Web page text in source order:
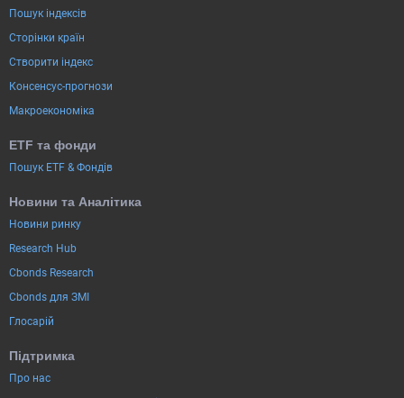
Пошук індексів
Сторінки країн
Створити індекс
Консенсус-прогнози
Макроекономіка
ETF та фонди
Пошук ETF & Фондів
Новини та Аналітика
Новини ринку
Research Hub
Cbonds Research
Cbonds для ЗМІ
Глосарій
Підтримка
Про нас